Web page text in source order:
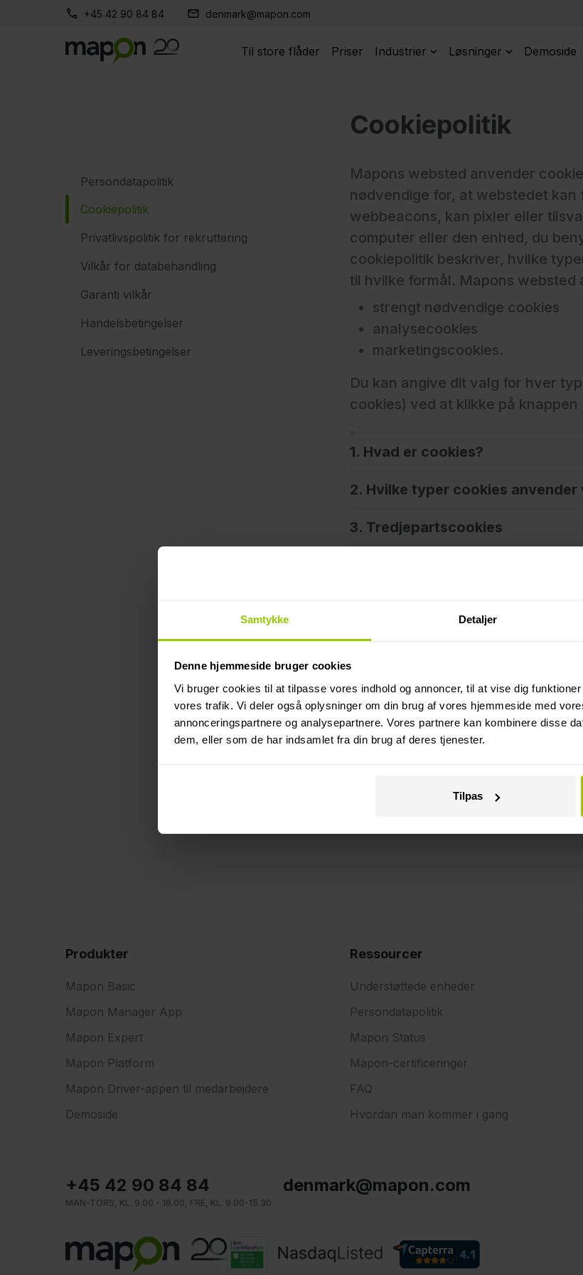
Samtykke Detaljer
Denne hjemmeside bruger cookies
Vi bruger cookies til at tilpasse vores indhold og annoncer, til at vise dig
vores trafik. Vi deler også oplysninger om din brug af vores hjemmeside med
annonceringspartnere og analysepartnere. Vores partnere kan kombinere disse
dem, eller som de har indsamlet fra din brug af deres tjenester.
Tilpas
+45 42 90 84 84 denmark@mapon.com
Til store flåder Priser Industrier Løsninger Demoside
Persondatapolitik
Cookiepolitik
Privatlivspolitik for rekruttering
Vilkår for databehandling
Garanti vilkår
Handelsbetingelser
Leveringsbetingelser
Cookiepolitik
Mapons websted anvender
nødvendige for, at webstedet
webbeacons, kan pixler eller
computer eller den enhed, du
cookiepolitik beskriver, hvilke
til hvilke formål. Mapons
strengt nødvendige cookies
analysecookies
marketingscookies.
Du kan angive dit valg for hver
cookies) ved at klikke på
1. Hvad er cookies?
2. Hvilke typer cookies
3. Tredjepartscookies
6. Kontaktoplysninger
Hvis du har spørgsmål om dine
hvis du ønsker at indgive en
kan du kontakte os ved hjælp af
Adresse: Søndergade 19L, 8464
Produkter
Mapon Basic
Mapon Manager App
Mapon Expert
Mapon Platform
Mapon Driver-appen til medarbejdere
Demoside
Ressourcer
Understøttede enheder
Persondatapolitik
Mapon Status
Mapon-certificeringer
FAQ
Hvordan man kommer i gang
+45 42 90 84 84
MAN-TORS, KL. 9.00 - 16.00, FRE, KL. 9.00-15.30
denmark@mapon.com